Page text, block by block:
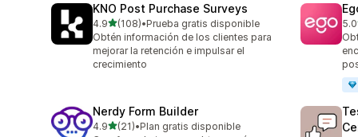
KNO Post Purchase Surveys
4.9de 5 estrellas
(108)
108 reseñas en total
•Prueba gratis disponible
Obtén información de los clientes para
mejorar la retención e impulsar el
crecimiento
5.0
7
Nerdy Form Builder
4.9de 5 estrellas
(21)
21 reseñas en total
•Plan gratis disponible